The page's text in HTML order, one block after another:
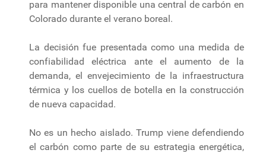
para mantener disponible una central de carbón en
Colorado durante el verano boreal.
La decisión fue presentada como una medida de
confiabilidad eléctrica ante el aumento de la
demanda, el envejecimiento de la infraestructura
térmica y los cuellos de botella en la construcción
de nueva capacidad.
No es un hecho aislado. Trump viene defendiendo
el carbón como parte de su estrategia energética,